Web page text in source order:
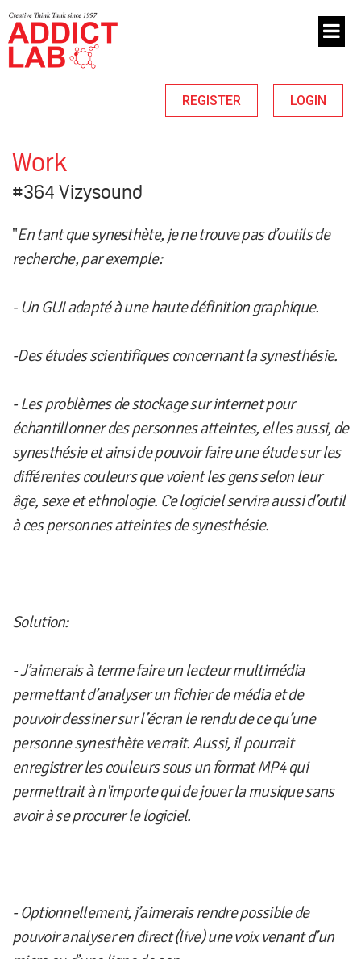
REGISTER LOGIN
Work
#364 Vizysound
"En tant que synesthète, je ne trouve pas d’outils de
recherche, par exemple:
- Un GUI adapté à une haute définition graphique.
-Des études scientifiques concernant la synesthésie.
- Les problèmes de stockage sur internet pour
échantillonner des personnes atteintes, elles aussi, de
synesthésie et ainsi de pouvoir faire une étude sur les
différentes couleurs que voient les gens selon leur
âge, sexe et ethnologie. Ce logiciel servira aussi d’outil
à ces personnes atteintes de synesthésie.
Solution:
- J’aimerais à terme faire un lecteur multimédia
permettant d’analyser un fichier de média et de
pouvoir dessiner sur l’écran le rendu de ce qu’une
personne synesthète verrait. Aussi, il pourrait
enregistrer les couleurs sous un format MP4 qui
permettrait à n'importe qui de jouer la musique sans
avoir à se procurer le logiciel.
- Optionnellement, j’aimerais rendre possible de
pouvoir analyser en direct (live) une voix venant d’un